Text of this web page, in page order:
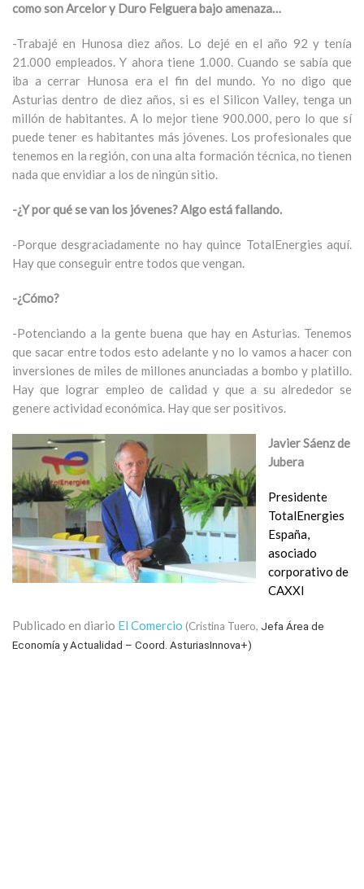
como son Arcelor y Duro Felguera bajo amenaza…
-Trabajé en Hunosa diez años. Lo dejé en el año 92 y tenía
21.000 empleados. Y ahora tiene 1.000. Cuando se sabía que
iba a cerrar Hunosa era el fin del mundo. Yo no digo que
Asturias dentro de diez años, si es el Silicon Valley, tenga un
millón de habitantes. A lo mejor tiene 900.000, pero lo que sí
puede tener es habitantes más jóvenes. Los profesionales que
tenemos en la región, con una alta formación técnica, no tienen
nada que envidiar a los de ningún sitio.
-¿Y por qué se van los jóvenes? Algo está fallando.
-Porque desgraciadamente no hay quince TotalEnergies aquí.
Hay que conseguir entre todos que vengan.
-¿Cómo?
-Potenciando a la gente buena que hay en Asturias. Tenemos
que sacar entre todos esto adelante y no lo vamos a hacer con
inversiones de miles de millones anunciadas a bombo y platillo.
Hay que lograr empleo de calidad y que a su alrededor se
genere actividad económica. Hay que ser positivos.
Javier Sáenz de
Jubera
Presidente
TotalEnergies
España,
asociado
corporativo de
CAXXI
Publicado en diario El Comercio (Cristina Tuero, Jefa Área de
Economía y Actualidad – Coord. AsturiasInnova+)